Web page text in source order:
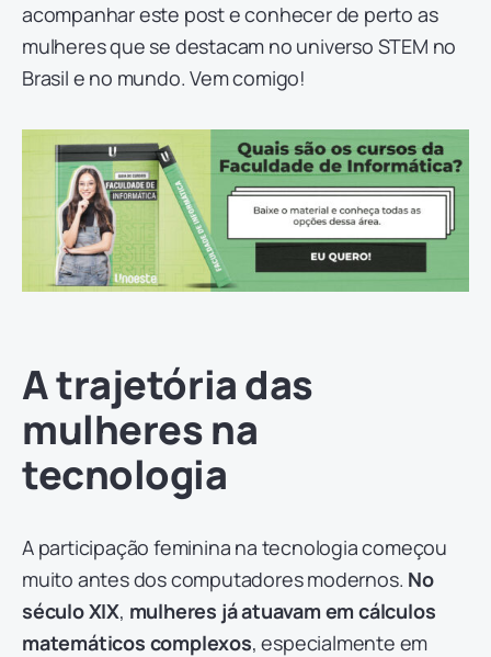
acompanhar este post e conhecer de perto as
mulheres que se destacam no universo STEM no
Brasil e no mundo. Vem comigo!
A trajetória das
mulheres na
tecnologia
A participação feminina na tecnologia começou
muito antes dos computadores modernos. No
século XIX, mulheres já atuavam em cálculos
matemáticos complexos, especialmente em